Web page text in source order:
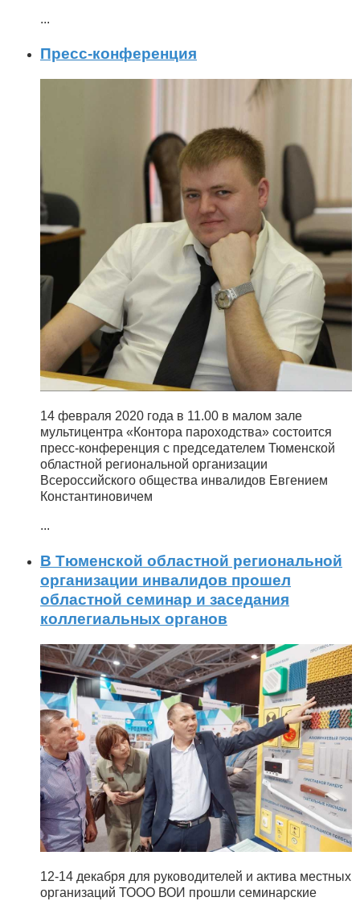
...
Пресс-конференция
14 февраля 2020 года в 11.00 в малом зале
мультицентра «Контора пароходства» состоится
пресс-конференция с председателем Тюменской
областной региональной организации
Всероссийского общества инвалидов Евгением
Константиновичем
...
В Тюменской областной региональной
организации инвалидов прошел
областной семинар и заседания
коллегиальных органов
12-14 декабря для руководителей и актива местных
организаций ТООО ВОИ прошли семинарские